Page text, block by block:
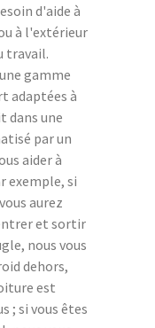
d'aide à
à l'extérieur
travail.
gamme
adaptées à
dans une
par un
aider à
exemple, si
aurez
et sortir
nous vous
dehors,
est
; si vous êtes